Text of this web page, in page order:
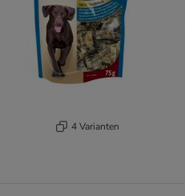
4 Varianten